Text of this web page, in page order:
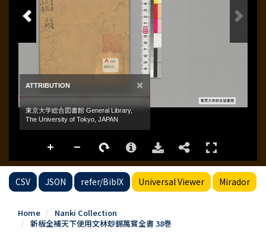
CSV JSON refer/BibIX Universal Viewer Mirador
Home
Nanki Collection
新板全補天下便用文林玅錦萬寳全書 38巻